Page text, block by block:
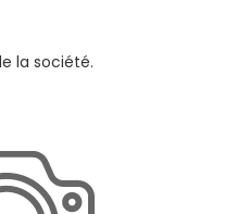
la société.